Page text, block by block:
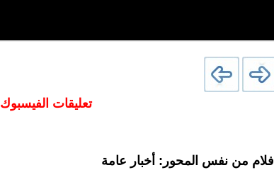
تعليقات الفيسبوك
افلام من نفس المحور: أخبار عامة